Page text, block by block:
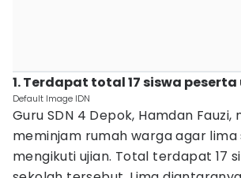
1. Terdapat total 17 siswa
Default Image IDN
Guru SDN 4 Depok, Hamdan Fauzi,
meminjam rumah warga agar lima
mengikuti ujian. Total terdapat 17